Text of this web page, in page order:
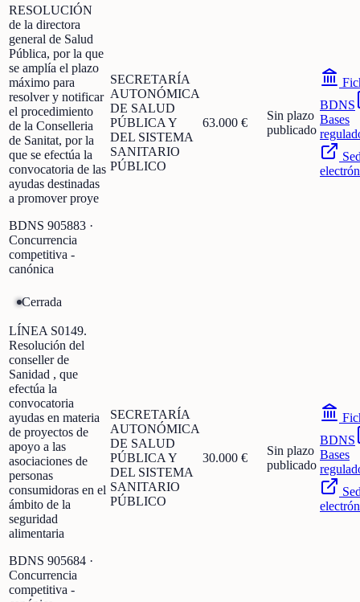
RESOLUCIÓN
de la directora
general de Salud
Pública, por la que
se amplía el plazo
máximo para
resolver y notificar
el procedimiento
de la Conselleria
de Sanitat, por la
que se efectúa la
convocatoria de las
ayudas destinadas
a promover proye
BDNS 905883 ·
Concurrencia
competitiva -
canónica
SECRETARÍA
AUTONÓMICA
DE SALUD
PÚBLICA Y
DEL SISTEMA
SANITARIO
PÚBLICO
63.000 €
Sin plazo
publicado
BDNS
Bases
Cerrada
LÍNEA S0149.
Resolución del
conseller de
Sanidad , que
efectúa la
convocatoria
ayudas en materia
de proyectos de
apoyo a las
asociaciones de
personas
consumidoras en el
ámbito de la
seguridad
alimentaria
BDNS 905684 ·
Concurrencia
competitiva -
SECRETARÍA
AUTONÓMICA
DE SALUD
PÚBLICA Y
DEL SISTEMA
SANITARIO
PÚBLICO
30.000 €
Sin plazo
publicado
BDNS
Bases